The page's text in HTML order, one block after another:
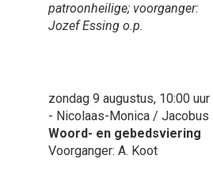
patroonheilige; voorganger:
Jozef Essing o.p.
zondag 9 augustus, 10:00 uur
- Nicolaas-Monica / Jacobus
Woord- en gebedsviering
Voorganger: A. Koot